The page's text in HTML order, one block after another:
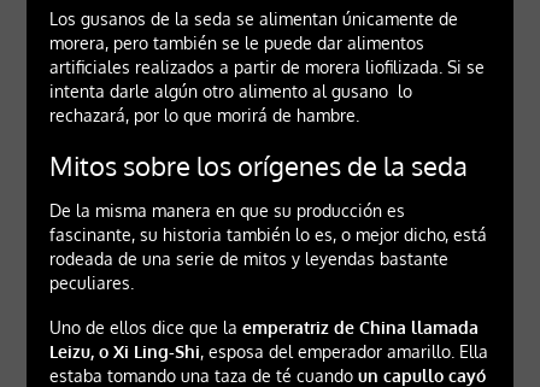
Los gusanos de la seda se alimentan únicamente de
morera, pero también se le puede dar alimentos
artificiales realizados a partir de morera liofilizada. Si se
intenta darle algún otro alimento al gusano lo
rechazará, por lo que morirá de hambre.
Mitos sobre los orígenes de la seda
De la misma manera en que su producción es
fascinante, su historia también lo es, o mejor dicho, está
rodeada de una serie de mitos y leyendas bastante
peculiares.
Uno de ellos dice que la emperatriz de China llamada
Leizu, o Xi Ling-Shi, esposa del emperador amarillo. Ella
estaba tomando una taza de té cuando un capullo cayó